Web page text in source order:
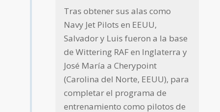
Tras obtener sus alas como
Navy Jet Pilots en EEUU,
Salvador y Luis fueron a la base
de Wittering RAF en Inglaterra y
José María a Cherypoint
(Carolina del Norte, EEUU), para
completar el programa de
entrenamiento como pilotos de